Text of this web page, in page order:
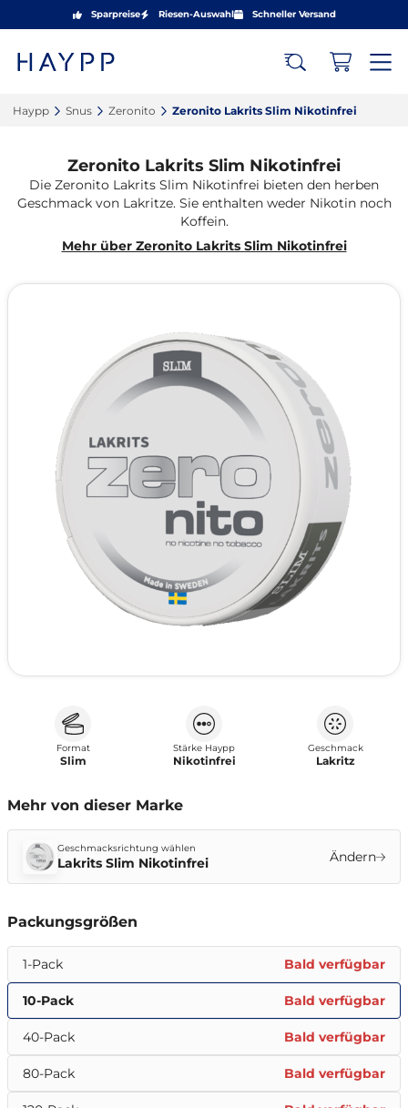
Sparpreise Riesen-Auswahl Schneller Versand
Haypp‎ Snus‎ Zeronito‎ Zeronito Lakrits Slim Nikotinfrei‎
Zeronito Lakrits Slim Nikotinfrei
Die Zeronito Lakrits Slim Nikotinfrei bieten den herben
Geschmack von Lakritze. Sie enthalten weder Nikotin noch
Koffein.
Mehr über Zeronito Lakrits Slim Nikotinfrei
Format
Slim
Stärke Haypp
Nikotinfrei
Geschmack
Lakritz
Mehr von dieser Marke
Geschmacksrichtung wählen
Lakrits Slim Nikotinfrei Ändern
Packungsgrößen
1-Pack Bald verfügbar
10-Pack Bald verfügbar
40-Pack Bald verfügbar
80-Pack Bald verfügbar